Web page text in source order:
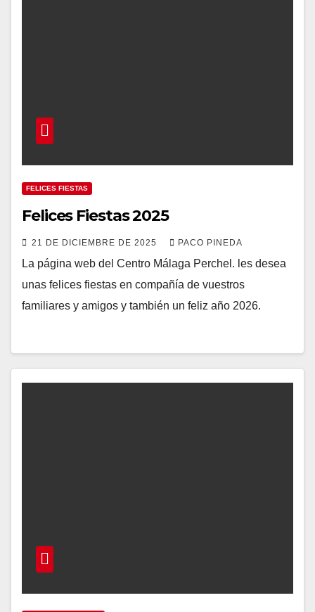
FELICES FIESTAS
Felices Fiestas 2025
21 DE DICIEMBRE DE 2025 PACO PINEDA
La página web del Centro Málaga Perchel. les desea
unas felices fiestas en compañía de vuestros
familiares y amigos y también un feliz año 2026.